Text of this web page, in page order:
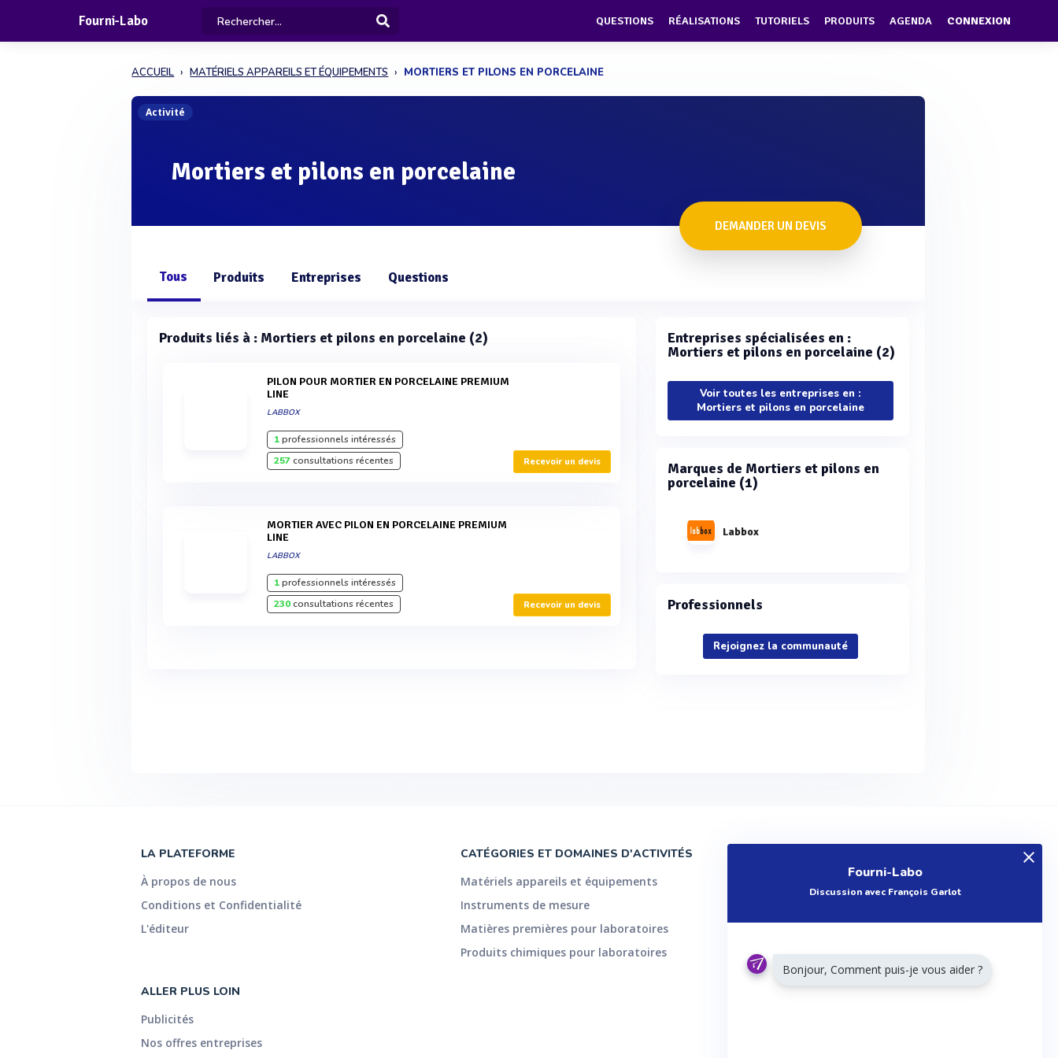
Fourni-Labo QUESTIONS RÉALISATIONS TUTORIELS PRODUITS AGENDA CONNEXION
ACCUEIL MATÉRIELS APPAREILS ET ÉQUIPEMENTS MORTIERS ET PILONS EN PORCELAINE
Activité
Mortiers et pilons en porcelaine
DEMANDER UN DEVIS
Tous Produits Entreprises Questions
Produits liés à : Mortiers et pilons en porcelaine (2)
PILON POUR MORTIER EN PORCELAINE PREMIUM
LINE
LABBOX
1professionnels intéressés
257consultations récentes Recevoir un devis
MORTIER AVEC PILON EN PORCELAINE PREMIUM
LINE
LABBOX
1professionnels intéressés
230consultations récentes Recevoir un devis
Entreprises spécialisées en :
Mortiers et pilons en porcelaine (2)
Voir toutes les entreprises en :
Mortiers et pilons en porcelaine
Marques de Mortiers et pilons en
porcelaine (1)
Labbox
Professionnels
Rejoignez la communauté
LA PLATEFORME
À propos de nous
Conditions et Confidentialité
L'éditeur
ALLER PLUS LOIN
Publicités
Nos offres entreprises
CATÉGORIES ET DOMAINES D'ACTIVITÉS
Matériels appareils et équipements
Instruments de mesure
Matières premières pour laboratoires
Produits chimiques pour laboratoires
Réalisations
Tutoriels
Fourni-Labo
Discussion avec François Garlot
Bonjour, Comment puis-je vous aider ?